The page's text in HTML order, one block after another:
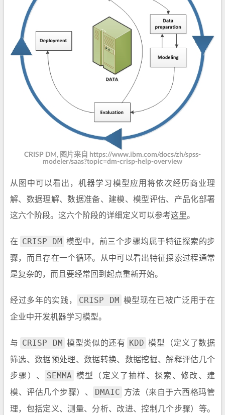
CRISP DM, 图片来自 https://www.ibm.com/docs/zh/spss-
modeler/saas?topic=dm-crisp-help-overview
从图中可以看出，机器学习模型应用将依次经历商业理
解、数据理解、数据准备、建模、模型评估、产品化部署
这六个阶段。这六个阶段的详细定义可以参考这里。
在 CRISP DM 模型中，前三个步骤均属于特征探索的步
骤，而且存在一个循环。从中可以看出特征探索过程通常
是复杂的，而且要经常回到起点重新开始。
经过多年的实践， CRISP DM 模型现在已被广泛用于在
企业中开发机器学习模型。
与 CRISP DM 模型类似的还有 KDD 模型（定义了数据
筛选、数据预处理、数据转换、数据挖掘、解释评估几个
步骤）、
SEMMA 模型（定义了抽样、探索、修改、建
模、评估几个步骤）、
DMAIC 方法（来自于六西格玛管
理，包括定义、测量、分析、改进、控制几个步骤）等。